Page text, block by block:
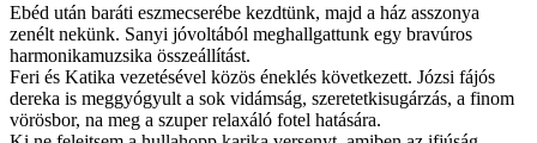
Ebéd után baráti eszmecserébe kezdtünk, majd a ház asszonya
zenélt nekünk. Sanyi jóvoltából meghallgattunk egy bravúros
harmonikamuzsika összeállítást.
Feri és Katika vezetésével közös éneklés következett. Józsi fájós
dereka is meggyógyult a sok vidámság, szeretetkisugárzás, a finom
vörösbor, na meg a szuper relaxáló fotel hatására.